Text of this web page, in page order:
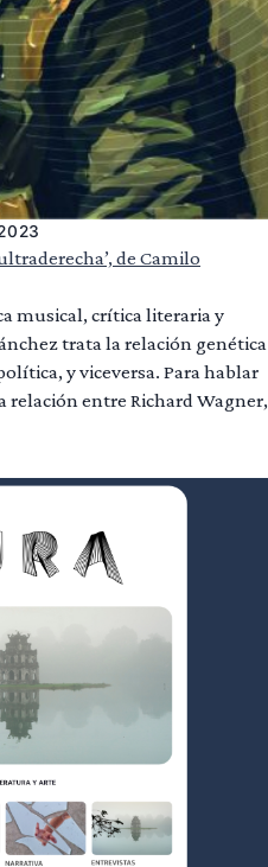
de Camilo
musical, crítica literaria y
trata la relación genética
y viceversa. Para hablar
relación entre Richard Wagner,